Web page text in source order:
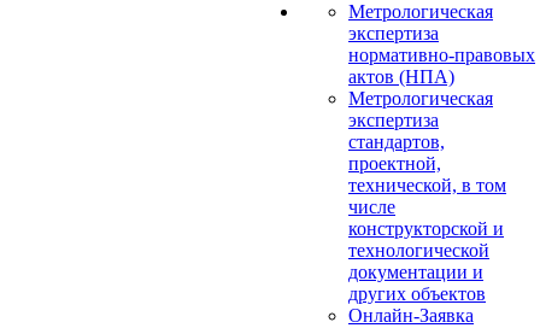
Метрологическая
экспертиза
нормативно-правовых
актов (НПА)
Метрологическая
экспертиза
стандартов,
проектной,
технической, в том
числе
конструкторской и
технологической
документации и
других объектов
Онлайн-Заявка